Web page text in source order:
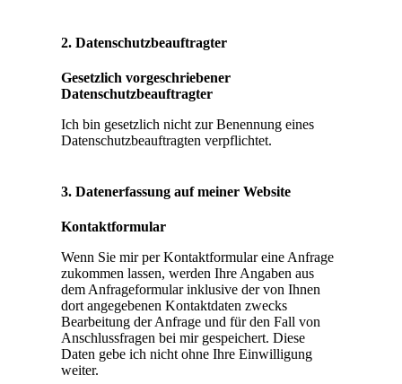
2. Datenschutzbeauftragter
Gesetzlich vorgeschriebener
Datenschutzbeauftragter
Ich bin gesetzlich nicht zur Benennung eines
Datenschutzbeauftragten verpflichtet.
3. Datenerfassung auf meiner Website
Kontaktformular
Wenn Sie mir per Kontaktformular eine Anfrage
zukommen lassen, werden Ihre Angaben aus
dem Anfrageformular inklusive der von Ihnen
dort angegebenen Kontaktdaten zwecks
Bearbeitung der Anfrage und für den Fall von
Anschlussfragen bei mir gespeichert. Diese
Daten gebe ich nicht ohne Ihre Einwilligung
weiter.